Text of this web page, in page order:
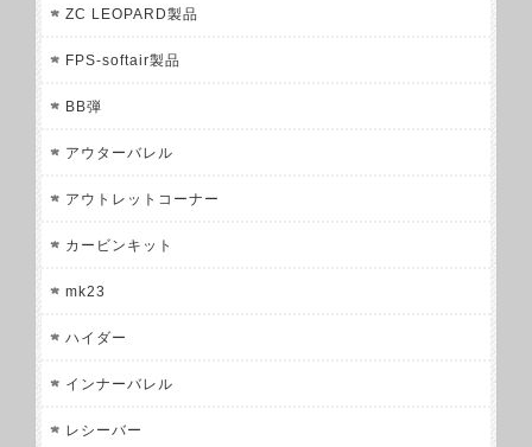
ZC LEOPARD製品
FPS-softair製品
BB弾
アウターバレル
アウトレットコーナー
カービンキット
mk23
ハイダー
インナーバレル
レシーバー